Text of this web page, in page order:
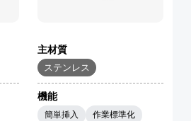
主材質
ステンレス
機能
簡単挿入
作業標準化